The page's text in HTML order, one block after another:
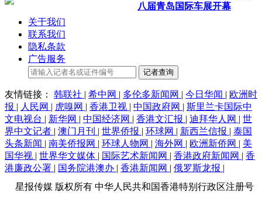
八届青岛国际车展开幕
关于我们
联系我们
隐私条款
广告服务
记者查询
友情链接： 韩联社 | 希中网 | 多伦多新闻网 | 今日华闻 | 欧洲时
报 | 人民网 | 虎嗅网 | 香港卫视 | 中国政府网 | 斯里兰卡国际中
文电视台 | 新华网 | 中国经济网 | 香港文汇报 | 迪拜华人网 | 世
界中文记者 | 澳门月刊 | 世界侨报 | 环球网 | 新西兰信报 | 泰国
头条新闻 | 南美侨报网 | 环球人物网 | 海外网 | 欧洲新侨网 | 美
国华视 | 世界华文媒体 | 国际艺术新闻网 | 香港政府新闻网 | 香
港廉政公署 | 国务院港澳办 | 香港新闻网 | 俄罗斯龙报 |
星报传媒 版权所有 中华人民共和国香港特别行政区注册号